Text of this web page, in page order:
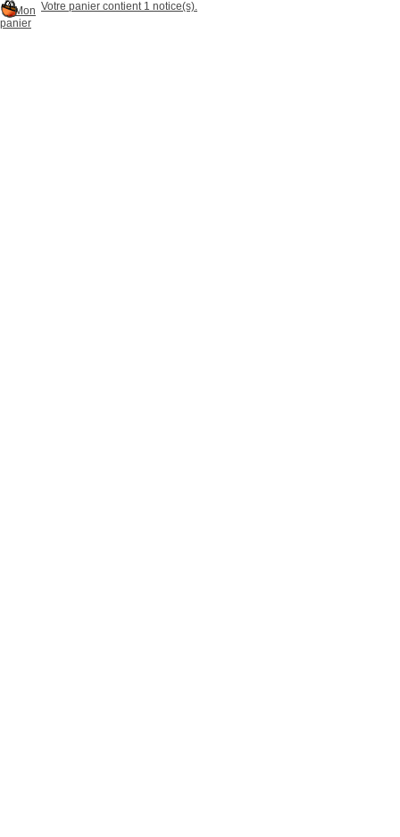
Mon
panier
Votre panier contient 1 notice(s).